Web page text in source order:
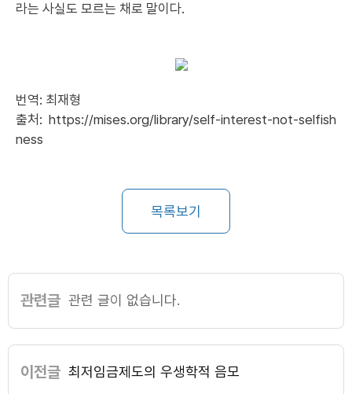
라는 사실도 모르는 채로 말이다.
번역: 최재형
출처: https://mises.org/library/self-interest-not-selfish
ness
목록보기
관련글 관련 글이 없습니다.
이전글 최저임금제도의 우생학적 음모